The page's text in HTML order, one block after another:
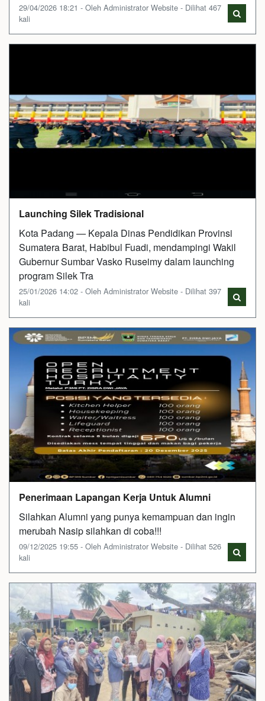
29/04/2026 18:21 - Oleh Administrator Website - Dilihat 467
kali
Launching Silek Tradisional
Kota Padang — Kepala Dinas Pendidikan Provinsi
Sumatera Barat, Habibul Fuadi, mendampingi Wakil
Gubernur Sumbar Vasko Ruseimy dalam launching
program Silek Tra
25/01/2026 14:02 - Oleh Administrator Website - Dilihat 397
kali
Penerimaan Lapangan Kerja Untuk Alumni
Silahkan Alumni yang punya kemampuan dan ingin
merubah Nasip silahkan di coba!!!
09/12/2025 19:55 - Oleh Administrator Website - Dilihat 526
kali